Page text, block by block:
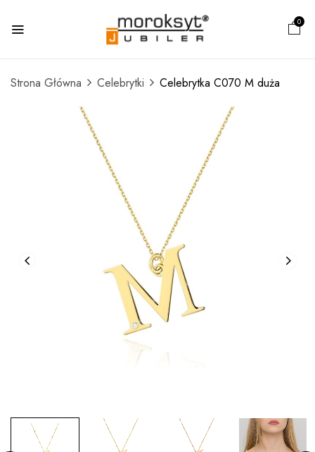
0
Strona Główna Celebrytki Celebrytka C070 M duża